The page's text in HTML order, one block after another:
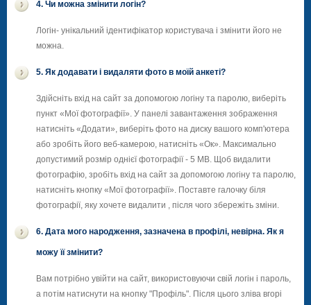
4. Чи можна змінити логін?
Логін- унікальний ідентифікатор користувача і змінити його не
можна.
5. Як додавати і видаляти фото в моїй анкеті?
Здійсніть вхід на сайт за допомогою логіну та паролю, виберіть
пункт «Мої фотографії». У панелі завантаження зображення
натисніть «Додати», виберіть фото на диску вашого комп'ютера
або зробіть його веб-камерою, натисніть «Ок». Максимально
допустимий розмір однієї фотографії - 5 МВ. Щоб видалити
фотографію, зробіть вхід на сайт за допомогою логіну та паролю,
натисніть кнопку «Мої фотографії». Поставте галочку біля
фотографії, яку хочете видалити , після чого збережіть зміни.
6. Дата мого народження, зазначена в профілі, невірна. Як я
можу її змінити?
Вам потрібно увійти на сайт, використовуючи свій логін і пароль,
а потім натиснути на кнопку "Профіль". Після цього зліва вгорі